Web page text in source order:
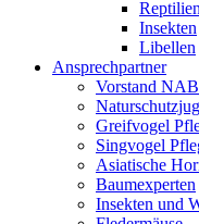
Reptilien
Insekten
Libellen
Ansprechpartner
Vorstand
Greifvogel
Singvogel
Asiatische
Baumexperten
Insekten und